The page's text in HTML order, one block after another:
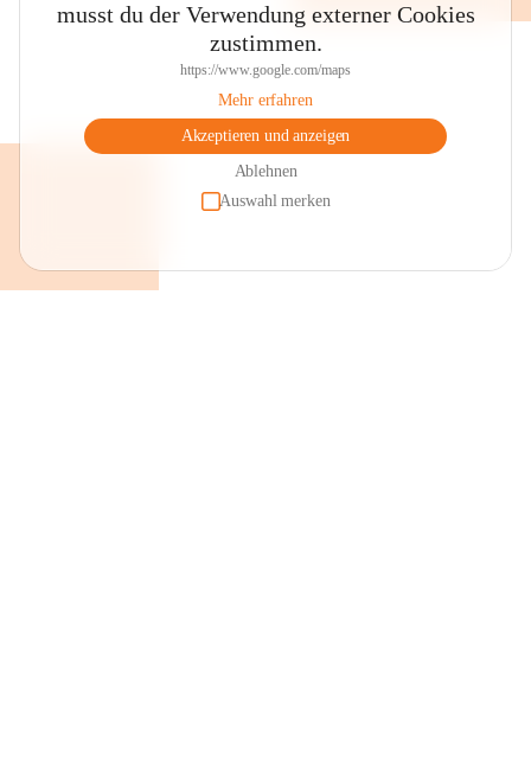
musst du der Verwendung externer Cookies
zustimmen.
https://www.google.com/maps
Mehr erfahren
Akzeptieren und anzeigen
Ablehnen
Auswahl merken